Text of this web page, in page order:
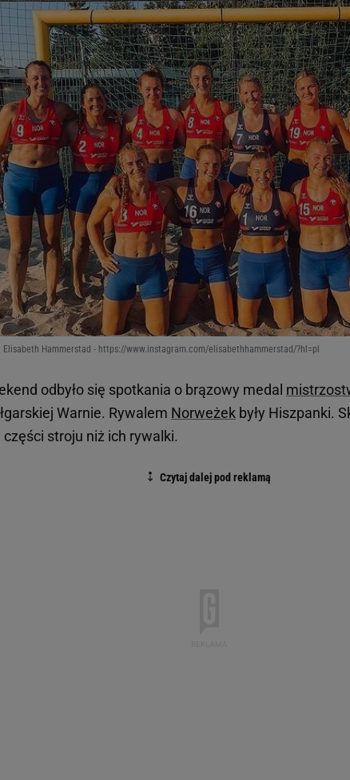
Elisabeth Hammerstad - https://www.instagram.com/elisabethhammerstad/?hl=pl
odbyło się spotkania o brązowy medal
Warnie. Rywalem Norweżek były Hiszpanki.
stroju niż ich rywalki.